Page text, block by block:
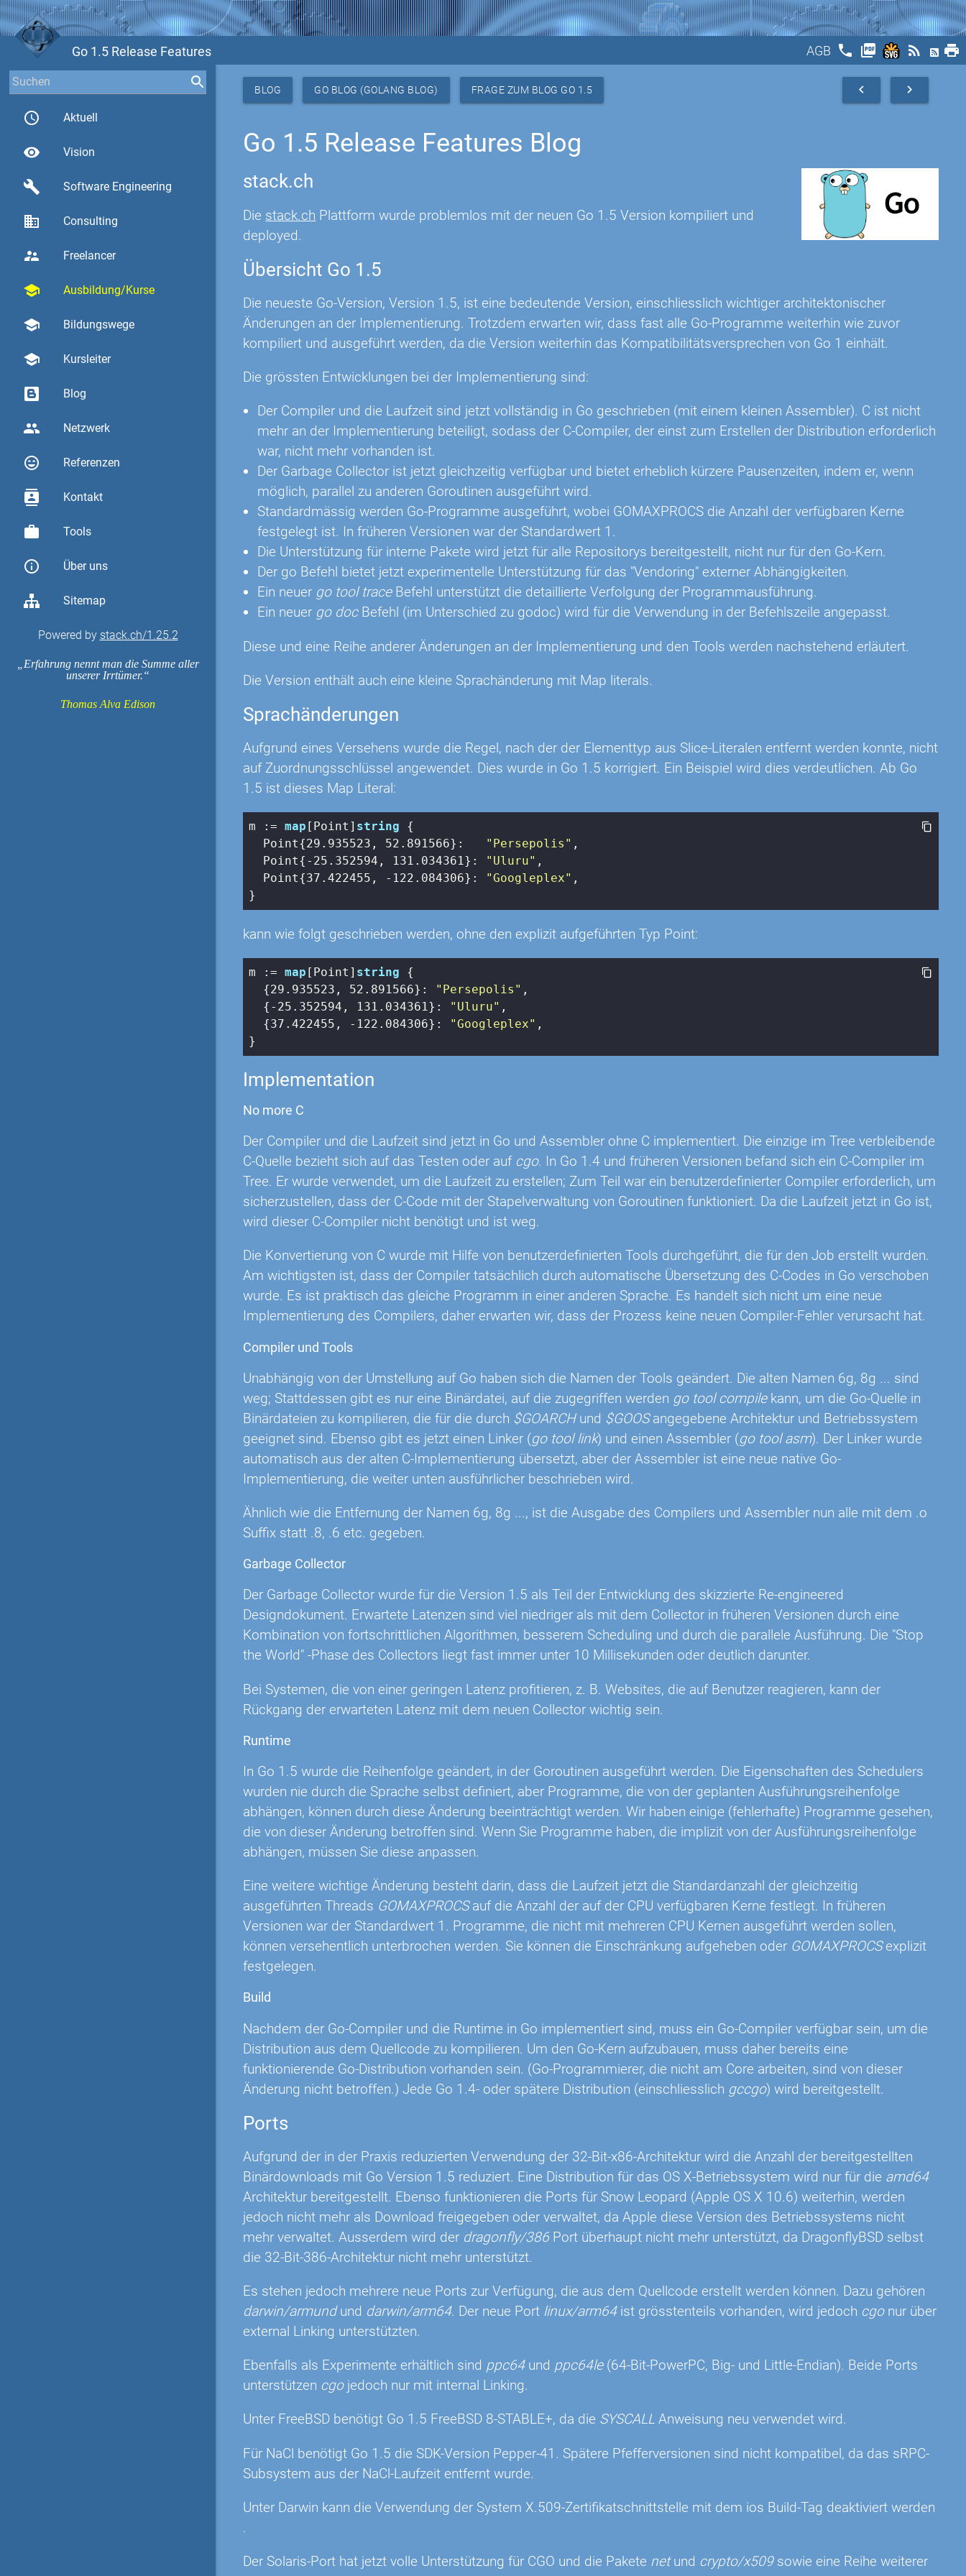
Go 1.5 Release Features AGB phone picture_as_pdf rss_feed print
access_time Aktuell
visibility Vision
build Software Engineering
business Consulting
supervisor_account Freelancer
school Ausbildung/Kurse
school Bildungswege
school Kursleiter
Blog
group Netzwerk
sentiment_very_satisfied Referenzen
contacts Kontakt
work Tools
info_outline Über uns
Sitemap
Powered by stack.ch/1.25.2
Erfahrung nennt man die Summe aller
unserer Irrtümer.
Thomas Alva Edison
BLOG GO BLOG (GOLANG BLOG) FRAGE ZUM BLOG GO 1.5 navigate_next
navigate_before
Go 1.5 Release Features Blog
stack.ch
Die stack.ch Plattform wurde problemlos mit der neuen Go 1.5 Version kompiliert und
deployed.
Übersicht Go 1.5
Die neueste Go-Version, Version 1.5, ist eine bedeutende Version, einschliesslich wichtiger architektonischer
Änderungen an der Implementierung. Trotzdem erwarten wir, dass fast alle Go-Programme weiterhin wie zuvor
kompiliert und ausgeführt werden, da die Version weiterhin das Kompatibilitätsversprechen von Go 1 einhält.
Die grössten Entwicklungen bei der Implementierung sind:
Der Compiler und die Laufzeit sind jetzt vollständig in Go geschrieben (mit einem kleinen Assembler). C ist nicht
mehr an der Implementierung beteiligt, sodass der C-Compiler, der einst zum Erstellen der Distribution erforderlich
war, nicht mehr vorhanden ist.
Der Garbage Collector ist jetzt gleichzeitig verfügbar und bietet erheblich kürzere Pausenzeiten, indem er, wenn
möglich, parallel zu anderen Goroutinen ausgeführt wird.
Standardmässig werden Go-Programme ausgeführt, wobei GOMAXPROCS die Anzahl der verfügbaren Kerne
festgelegt ist. In früheren Versionen war der Standardwert 1.
Die Unterstützung für interne Pakete wird jetzt für alle Repositorys bereitgestellt, nicht nur für den Go-Kern.
Der go Befehl bietet jetzt experimentelle Unterstützung für das "Vendoring" externer Abhängigkeiten.
Ein neuer go tool traceBefehl unterstützt die detaillierte Verfolgung der Programmausführung.
Ein neuer go docBefehl (im Unterschied zu godoc) wird für die Verwendung in der Befehlszeile angepasst.
Diese und eine Reihe anderer Änderungen an der Implementierung und den Tools werden nachstehend erläutert.
Die Version enthält auch eine kleine Sprachänderung mit Map literals.
Sprachänderungen
Aufgrund eines Versehens wurde die Regel, nach der der Elementtyp aus Slice-Literalen entfernt werden konnte, nicht
auf Zuordnungsschlüssel angewendet. Dies wurde in Go 1.5 korrigiert. Ein Beispiel wird dies verdeutlichen. Ab Go
1.5 ist dieses Map Literal:
m := map [Point] string {
  Point{
29.935523 , 52.891566}: "Persepolis" ,
  Point{
-25.352594 , 131.034361}: "Uluru" ,
  Point{
37.422455 , -122.084306}: "Googleplex" ,
}
kann wie folgt geschrieben werden, ohne den explizit aufgeführten Typ Point:
m := map [Point] string {
  {
29.935523 , 52.891566}: "Persepolis" ,
  {
-25.352594 , 131.034361 }: "Uluru" ,
  {
37.422455 , -122.084306}: "Googleplex" ,
}
Implementation
No more C
Der Compiler und die Laufzeit sind jetzt in Go und Assembler ohne C implementiert. Die einzige im Tree verbleibende
C-Quelle bezieht sich auf das Testen oder auf cgo. In Go 1.4 und früheren Versionen befand sich ein C-Compiler im
Tree. Er wurde verwendet, um die Laufzeit zu erstellen; Zum Teil war ein benutzerdefinierter Compiler erforderlich, um
sicherzustellen, dass der C-Code mit der Stapelverwaltung von Goroutinen funktioniert. Da die Laufzeit jetzt in Go ist,
wird dieser C-Compiler nicht benötigt und ist weg.
Die Konvertierung von C wurde mit Hilfe von benutzerdefinierten Tools durchgeführt, die für den Job erstellt wurden.
Am wichtigsten ist, dass der Compiler tatsächlich durch automatische Übersetzung des C-Codes in Go verschoben
wurde. Es ist praktisch das gleiche Programm in einer anderen Sprache. Es handelt sich nicht um eine neue
Implementierung des Compilers, daher erwarten wir, dass der Prozess keine neuen Compiler-Fehler verursacht hat.
Compiler und Tools
Unabhängig von der Umstellung auf Go haben sich die Namen der Tools geändert. Die alten Namen 6g, 8g ... sind
weg; Stattdessen gibt es nur eine Binärdatei, auf die zugegriffen werden go tool compilekann, um die Go-Quelle in
Binärdateien zu kompilieren, die für die durch $GOARCHund $GOOSangegebene Architektur und Betriebssystem
geeignet sind. Ebenso gibt es jetzt einen Linker (go tool link) und einen Assembler (go tool asm). Der Linker wurde
automatisch aus der alten C-Implementierung übersetzt, aber der Assembler ist eine neue native Go-
Implementierung, die weiter unten ausführlicher beschrieben wird.
Ähnlich wie die Entfernung der Namen 6g, 8g ..., ist die Ausgabe des Compilers und Assembler nun alle mit dem .o
Suffix statt .8, .6 etc. gegeben.
Garbage Collector
Der Garbage Collector wurde für die Version 1.5 als Teil der Entwicklung des skizzierte Re-engineered
Designdokument. Erwartete Latenzen sind viel niedriger als mit dem Collector in früheren Versionen durch eine
Kombination von fortschrittlichen Algorithmen, besserem Scheduling und durch die parallele Ausführung. Die "Stop
the World" -Phase des Collectors liegt fast immer unter 10 Millisekunden oder deutlich darunter.
Bei Systemen, die von einer geringen Latenz profitieren, z. B. Websites, die auf Benutzer reagieren, kann der
Rückgang der erwarteten Latenz mit dem neuen Collector wichtig sein.
Runtime
In Go 1.5 wurde die Reihenfolge geändert, in der Goroutinen ausgeführt werden. Die Eigenschaften des Schedulers
wurden nie durch die Sprache selbst definiert, aber Programme, die von der geplanten Ausführungsreihenfolge
abhängen, können durch diese Änderung beeinträchtigt werden. Wir haben einige (fehlerhafte) Programme gesehen,
die von dieser Änderung betroffen sind. Wenn Sie Programme haben, die implizit von der Ausführungsreihenfolge
abhängen, müssen Sie diese anpassen.
Eine weitere wichtige Änderung besteht darin, dass die Laufzeit jetzt die Standardanzahl der gleichzeitig
ausgeführten Threads GOMAXPROCSauf die Anzahl der auf der CPU verfügbaren Kerne festlegt. In früheren
Versionen war der Standardwert 1. Programme, die nicht mit mehreren CPU Kernen ausgeführt werden sollen,
können versehentlich unterbrochen werden. Sie können die Einschränkung aufgeheben oder GOMAXPROCSexplizit
festgelegen.
Build
Nachdem der Go-Compiler und die Runtime in Go implementiert sind, muss ein Go-Compiler verfügbar sein, um die
Distribution aus dem Quellcode zu kompilieren. Um den Go-Kern aufzubauen, muss daher bereits eine
funktionierende Go-Distribution vorhanden sein. (Go-Programmierer, die nicht am Core arbeiten, sind von dieser
Änderung nicht betroffen.) Jede Go 1.4- oder spätere Distribution (einschliesslich gccgo) wird bereitgestellt.
Ports
Aufgrund der in der Praxis reduzierten Verwendung der 32-Bit-x86-Architektur wird die Anzahl der bereitgestellten
Binärdownloads mit Go Version 1.5 reduziert. Eine Distribution für das OS X-Betriebssystem wird nur für die amd64
Architektur bereitgestellt. Ebenso funktionieren die Ports für Snow Leopard (Apple OS X 10.6) weiterhin, werden
jedoch nicht mehr als Download freigegeben oder verwaltet, da Apple diese Version des Betriebssystems nicht
mehr verwaltet. Ausserdem wird der dragonfly/386Port überhaupt nicht mehr unterstützt, da DragonflyBSD selbst
die 32-Bit-386-Architektur nicht mehr unterstützt.
Es stehen jedoch mehrere neue Ports zur Verfügung, die aus dem Quellcode erstellt werden können. Dazu gehören
darwin/armundund darwin/arm64. Der neue Port linux/arm64ist grösstenteils vorhanden, wird jedoch cgonur über
external Linking unterstützten.
Ebenfalls als Experimente erhältlich sind ppc64und ppc64le(64-Bit-PowerPC, Big- und Little-Endian). Beide Ports
unterstützen cgojedoch nur mit internal Linking.
Unter FreeBSD benötigt Go 1.5 FreeBSD 8-STABLE+, da die SYSCALL Anweisung neu verwendet wird.
Für NaCl benötigt Go 1.5 die SDK-Version Pepper-41. Spätere Pfefferversionen sind nicht kompatibel, da das sRPC-
Subsystem aus der NaCl-Laufzeit entfernt wurde.
Unter Darwin kann die Verwendung der System X.509-Zertifikatschnittstelle mit dem ios Build-Tag deaktiviert werden
.
Der Solaris-Port hat jetzt volle Unterstützung für CGO und die Pakete netund crypto/x509sowie eine Reihe weiterer